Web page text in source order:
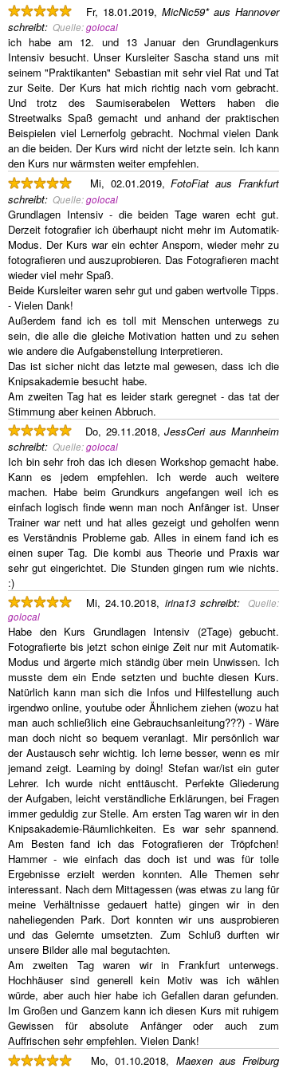
Fr, 18.01.2019, MicNic59* aus Hannover
schreibt: Quelle:golocal
ich habe am 12. und 13 Januar den Grundlagenkurs
Intensiv besucht. Unser Kursleiter Sascha stand uns mit
seinem "Praktikanten" Sebastian mit sehr viel Rat und Tat
zur Seite. Der Kurs hat mich richtig nach vorn gebracht.
Und trotz des Saumiserabelen Wetters haben die
Streetwalks Spaß gemacht und anhand der praktischen
Beispielen viel Lernerfolg gebracht. Nochmal vielen Dank
an die beiden. Der Kurs wird nicht der letzte sein. Ich kann
den Kurs nur wärmsten weiter empfehlen.
Mi, 02.01.2019,FotoFiat aus Frankfurt
schreibt: Quelle:golocal
Grundlagen Intensiv - die beiden Tage waren echt gut.
Derzeit fotografier ich überhaupt nicht mehr im Automatik-
Modus. Der Kurs war ein echter Ansporn, wieder mehr zu
fotografieren und auszuprobieren. Das Fotografieren macht
wieder viel mehr Spaß.
Beide Kursleiter waren sehr gut und gaben wertvolle Tipps.
- Vielen Dank!
Außerdem fand ich es toll mit Menschen unterwegs zu
sein, die alle die gleiche Motivation hatten und zu sehen
wie andere die Aufgabenstellung interpretieren.
Das ist sicher nicht das letzte mal gewesen, dass ich die
Knipsakademie besucht habe.
Am zweiten Tag hat es leider stark geregnet - das tat der
Stimmung aber keinen Abbruch.
Do, 29.11.2018,JessCeri aus Mannheim
schreibt: Quelle:golocal
Ich bin sehr froh das ich diesen Workshop gemacht habe.
Kann es jedem empfehlen. Ich werde auch weitere
machen. Habe beim Grundkurs angefangen weil ich es
einfach logisch finde wenn man noch Anfänger ist. Unser
Trainer war nett und hat alles gezeigt und geholfen wenn
es Verständnis Probleme gab. Alles in einem fand ich es
einen super Tag. Die kombi aus Theorie und Praxis war
sehr gut eingerichtet. Die Stunden gingen rum wie nichts.
:)
Mi, 24.10.2018, irina13 schreibt:Quelle:
golocal
Habe den Kurs Grundlagen Intensiv (2Tage) gebucht.
Fotografierte bis jetzt schon einige Zeit nur mit Automatik-
Modus und ärgerte mich ständig über mein Unwissen. Ich
musste dem ein Ende setzten und buchte diesen Kurs.
Natürlich kann man sich die Infos und Hilfestellung auch
irgendwo online, youtube oder Ähnlichem ziehen (wozu hat
man auch schließlich eine Gebrauchsanleitung???) - Wäre
man doch nicht so bequem veranlagt. Mir persönlich war
der Austausch sehr wichtig. Ich lerne besser, wenn es mir
jemand zeigt. Learning by doing! Stefan war/ist ein guter
Lehrer. Ich wurde nicht enttäuscht. Perfekte Gliederung
der Aufgaben, leicht verständliche Erklärungen, bei Fragen
immer geduldig zur Stelle. Am ersten Tag waren wir in den
Knipsakademie-Räumlichkeiten. Es war sehr spannend.
Am Besten fand ich das Fotografieren der Tröpfchen!
Hammer - wie einfach das doch ist und was für tolle
Ergebnisse erzielt werden konnten. Alle Themen sehr
interessant. Nach dem Mittagessen (was etwas zu lang für
meine Verhältnisse gedauert hatte) gingen wir in den
naheliegenden Park. Dort konnten wir uns ausprobieren
und das Gelernte umsetzten. Zum Schluß durften wir
unsere Bilder alle mal begutachten.
Am zweiten Tag waren wir in Frankfurt unterwegs.
Hochhäuser sind generell kein Motiv was ich wählen
würde, aber auch hier habe ich Gefallen daran gefunden.
Im Großen und Ganzem kann ich diesen Kurs mit ruhigem
Gewissen für absolute Anfänger oder auch zum
Auffrischen sehr empfehlen. Vielen Dank!
Mo, 01.10.2018, Maexen aus Freiburg